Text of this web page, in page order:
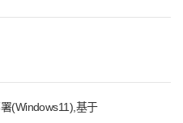
(Windows11),基于